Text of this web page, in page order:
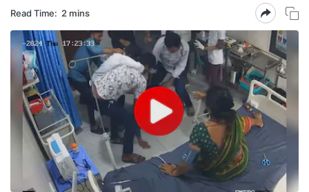
Read Time: 2 mins